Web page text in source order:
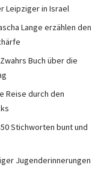
Leipziger in Israel
Lange erzählen den
Buch über die
Reise durch den
Stichworten bunt und
Jugenderinnerungen